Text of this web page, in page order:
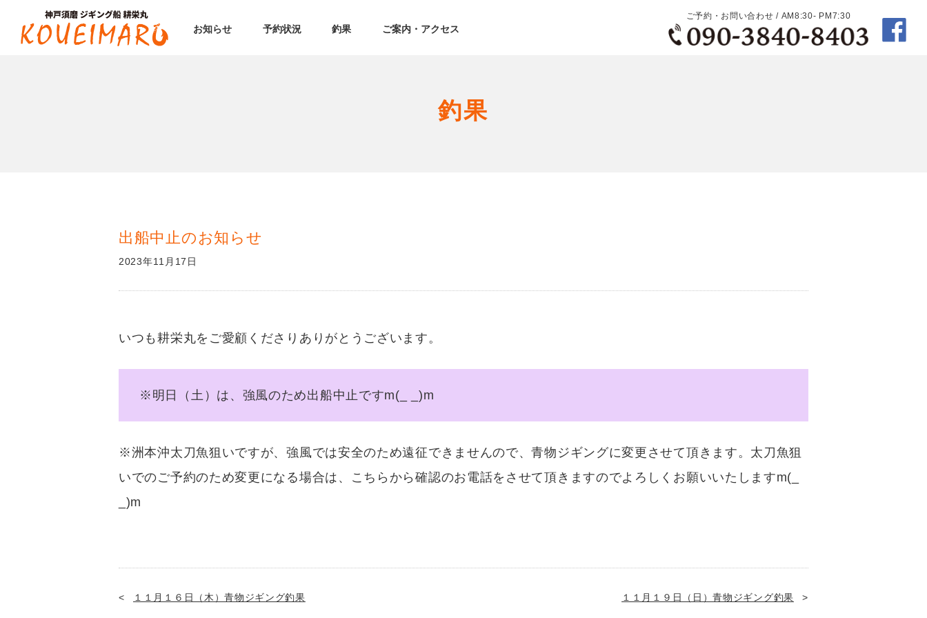
お知らせ 予約状況 釣果 ご案内・アクセス
ご予約・お問い合わせ / AM8:30- PM7:30
釣果
出船中止のお知らせ
2023年11月17日
いつも耕栄丸をご愛顧くださりありがとうございます。
※明日（土）は、強風のため出船中止ですm(_ _)m
※洲本沖太刀魚狙いですが、強風では安全のため遠征できませんので、青物ジギングに変更させて頂きます。太刀魚狙
いでのご予約のため変更になる場合は、こちらから確認のお電話をさせて頂きますのでよろしくお願いいたしますm(_
_)m
１１月１６日（木）青物ジギング釣果 １１月１９日（日）青物ジギング釣果